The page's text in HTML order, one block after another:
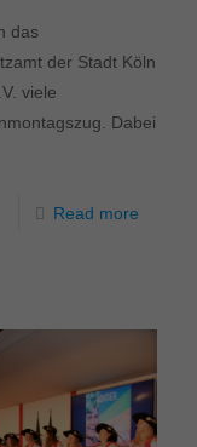
das
der Stadt Köln
viele
Dabei
Read more